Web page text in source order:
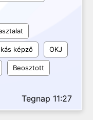
képző OKJ
Beosztott
Tegnap 11:27